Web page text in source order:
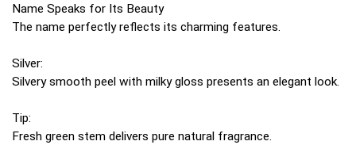
Name Speaks for Its Beauty
The name perfectly reflects its charming features.
Silver:
Silvery smooth peel with milky gloss presents an elegant look.
Tip:
Fresh green stem delivers pure natural fragrance.